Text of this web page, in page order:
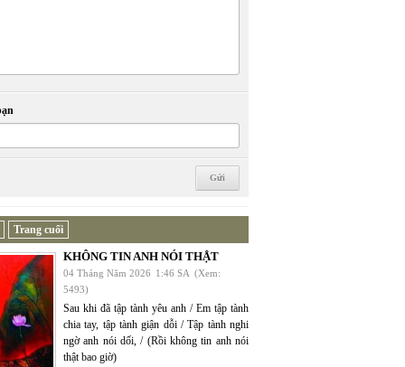
Trang cuối
KHÔNG TIN ANH NÓI THẬT
04 Tháng Năm 2026 1:46 SA (Xem:
5493)
Sau khi đã tập tành yêu anh / Em tập tành
chia tay, tập tành giận dỗi / Tập tành nghi
ngờ anh nói dối, / (Rồi không tin anh nói
thật bao giờ)